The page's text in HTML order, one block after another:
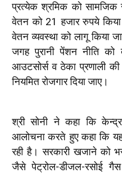
प्रत्येक श्रमिक को सामजिक
वेतन को 21 हजार रुपये
वेतन व्यवस्था को लागू किया
जगह पुरानी पेंशन नीति को
आउटसोर्स व ठेका प्रणाली
नियमित रोजगार दिया जाए।
श्री सोनी ने कहा कि
आलोचना करते हुए कहा कि यह
रही है। सरकारी खजाने को
जैसे पेट्रोल-डीजल-रसोई